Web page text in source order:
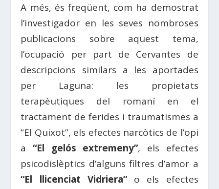
A més, és freqüent, com ha demostrat
l’investigador en les seves nombroses
publicacions sobre aquest tema,
l’ocupació per part de Cervantes de
descripcions similars a les aportades
per Laguna: les propietats
terapèutiques del romaní en el
tractament de ferides i traumatismes a
“El Quixot”, els efectes narcòtics de l’opi
a“El gelós extremeny”, els efectes
psicodislèptics d’alguns filtres d’amor a
“El llicenciat Vidriera”o els efectes